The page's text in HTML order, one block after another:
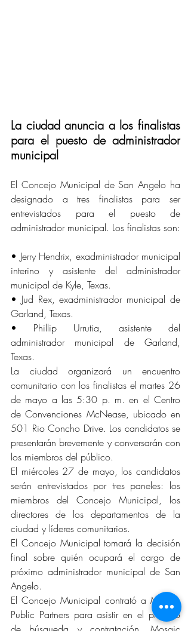
La ciudad anuncia a los finalistas
para el puesto de administrador
municipal
El Concejo Municipal de San Angelo ha
designado a tres finalistas para ser
entrevistados para el puesto de
administrador municipal. Los finalistas son:
• Jerry Hendrix, exadministrador municipal
interino y asistente del administrador
municipal de Kyle, Texas.
• Jud Rex, exadministrador municipal de
Garland, Texas.
• Phillip Urrutia, asistente del
administrador municipal de Garland,
Texas.
La ciudad organizará un encuentro
comunitario con los finalistas el martes 26
de mayo a las 5:30 p. m. en el Centro
de Convenciones McNease, ubicado en
501 Rio Concho Drive. Los candidatos se
presentarán brevemente y conversarán con
los miembros del público.
El miércoles 27 de mayo, los candidatos
serán entrevistados por tres paneles: los
miembros del Concejo Municipal, los
directores de los departamentos de la
ciudad y líderes comunitarios.
El Concejo Municipal tomará la decisión
final sobre quién ocupará el cargo de
próximo administrador municipal de San
Angelo.
El Concejo Municipal contrató a Mosaic
Public Partners para asistir en el proceso
de búsqueda y contratación. Mosaic